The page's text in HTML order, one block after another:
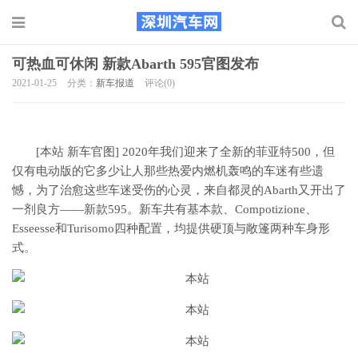
可热血可休闲 新款Abarth 595官图发布
2021-01-25 分类： 新车报道 评论(0)
[本站 新车官图] 2020年我们迎来了全新的菲亚特500，但
仅有电动版的它多少让人那些热爱内燃机轰鸣的车迷有些遗
憾，为了治愈这些车迷受伤的心灵，来自都灵的Abarth又开出了
一剂良方――新款595。新车共有基本款、Compotizione、
Esseesse和Turisomo四种配置，均提供硬顶与敞篷两种车身形
式。